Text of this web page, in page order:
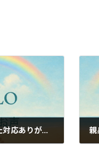
犬にも飼い主にも寄り添った対応ありがとうございます｜訪問ペット火葬・葬儀MAHALOのお客様のお声